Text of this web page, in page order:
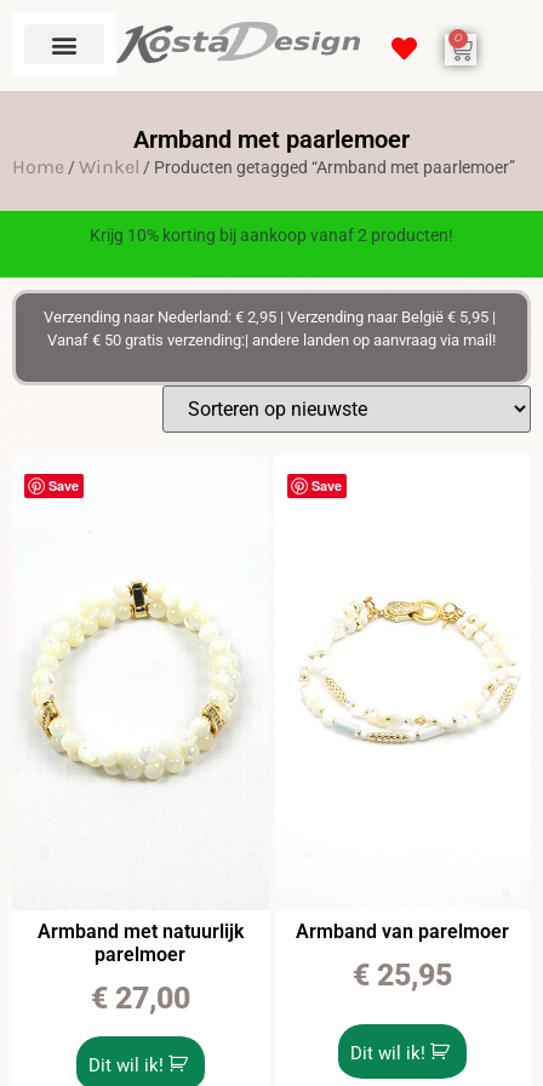
0
Armband met paarlemoer
Home /Winkel / Producten getagged “Armband met paarlemoer”
Krijg 10% korting bij aankoop vanaf 2 producten!
Verzending naar Nederland: € 2,95 | Verzending naar België € 5,95 |
Vanaf € 50 gratis verzending:| andere landen op aanvraag via mail!
Save
Armband met natuurlijk
parelmoer
€27,00
Dit wil ik!
Save
Armband van parelmoer
€ 25,95
Dit wil ik!